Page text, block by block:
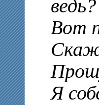
ведь?
Вот
Я